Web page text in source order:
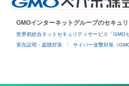
GMOインターネットグループのセキュ
世界初総合ネットセキュリティサービス「GMO
実在証明・盗聴対策 サイバー攻撃対策（